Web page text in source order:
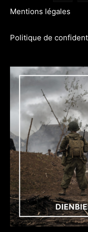
Mentions légales
Politique de